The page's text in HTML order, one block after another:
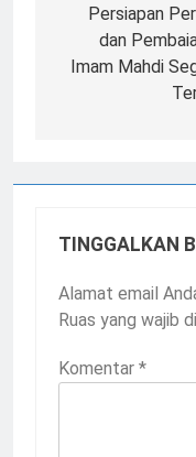
Persiapan
dan
Imam Mahdi
TINGGALKAN
Alamat email
Ruas yang wajib
Komentar *